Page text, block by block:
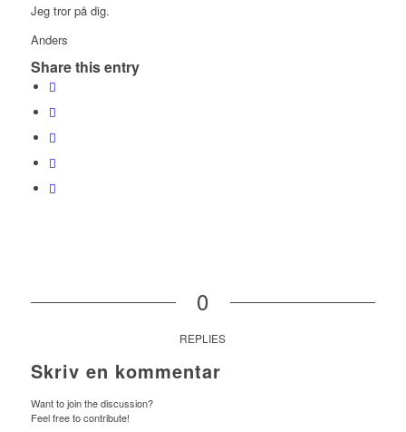
Jeg tror på dig.
Anders
Share this entry
0
REPLIES
Skriv en kommentar
Want to join the discussion?
Feel free to contribute!